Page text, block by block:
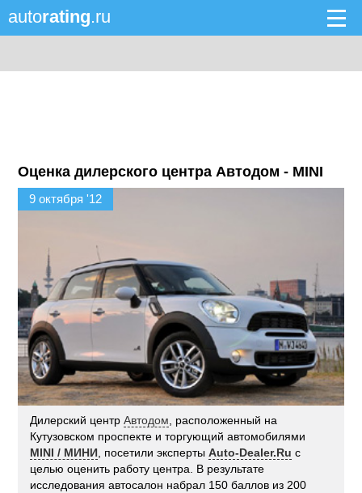
autorating.ru
Оценка дилерского центра Автодом - MINI
9 октября '12
Дилерский центрАвтодом , расположенный на
Кутузовском проспекте и торгующий автомобилями
MINI / МИНИ , посетили экспертыAuto-Dealer.Ru с
целью оценить работу центра. В результате
исследования автосалон набрал 150 баллов из 200